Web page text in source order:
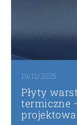
19/11/2025
Płyty
termiczne